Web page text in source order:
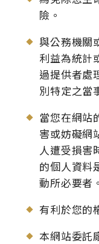
險。
與公務機關
利益為統計
過提供者處
別特定之當
當您在網站
害或妨礙網
人遭受損害
的個人資料
動所必要者。
有利於您的
本網站委託